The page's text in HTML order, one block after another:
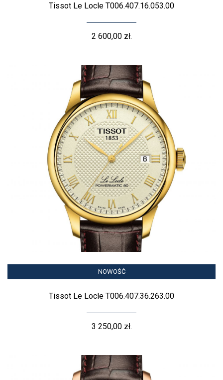
Tissot Le Locle T006.407.16.053.00
2 600,00 zł.
NOWOŚĆ
Tissot Le Locle T006.407.36.263.00
3 250,00 zł.